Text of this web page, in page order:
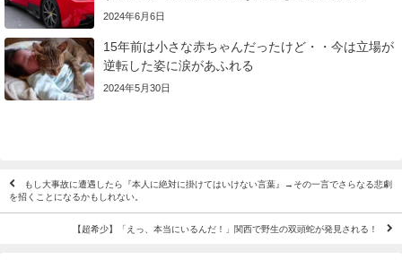
2024年6月6日
15年前は小さな赤ちゃんだったけど・・今は立場が
逆転した姿に涙があふれる
2024年5月30日
もし大事故に遭遇したら『本人に絶対に掛けてはいけない言葉』→その一言でさらなる悲劇
を招くことになるかもしれない。
【超希少】「えっ、本当にいるんだ！」関西で野生の双頭蛇が発見される！